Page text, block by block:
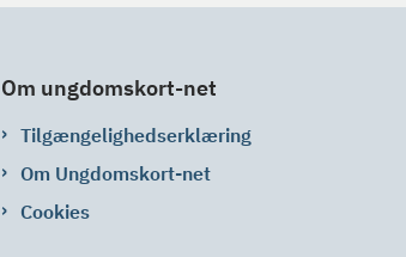
Om ungdomskort-net
Tilgængelighedserklæring
Om Ungdomskort-net
Cookies